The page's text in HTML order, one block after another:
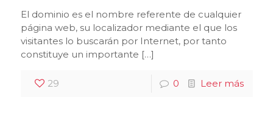
El dominio es el nombre referente de cualquier
página web, su localizador mediante el que los
visitantes lo buscarán por Internet, por tanto
constituye un importante […]
29 0 Leer más